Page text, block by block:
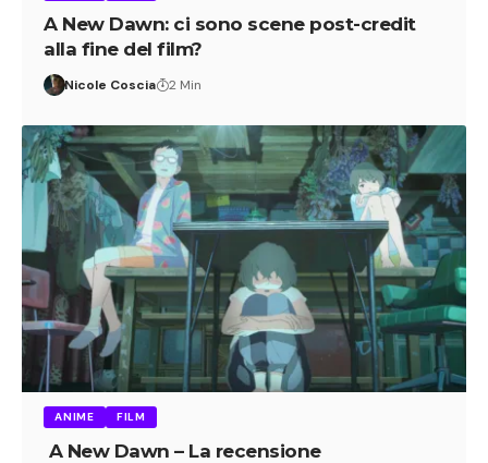
A New Dawn: ci sono scene post-credit
alla fine del film?
Nicole Coscia 2 Min
ANIME FILM
A New Dawn – La recensione